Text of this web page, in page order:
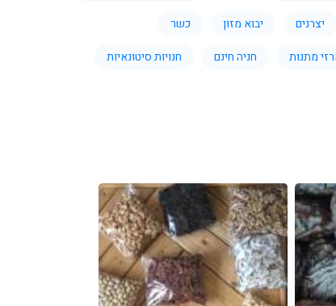
יצרנים יבוא מזון
כשר
מתנות חניה חינם
חנויות סיטונאיות